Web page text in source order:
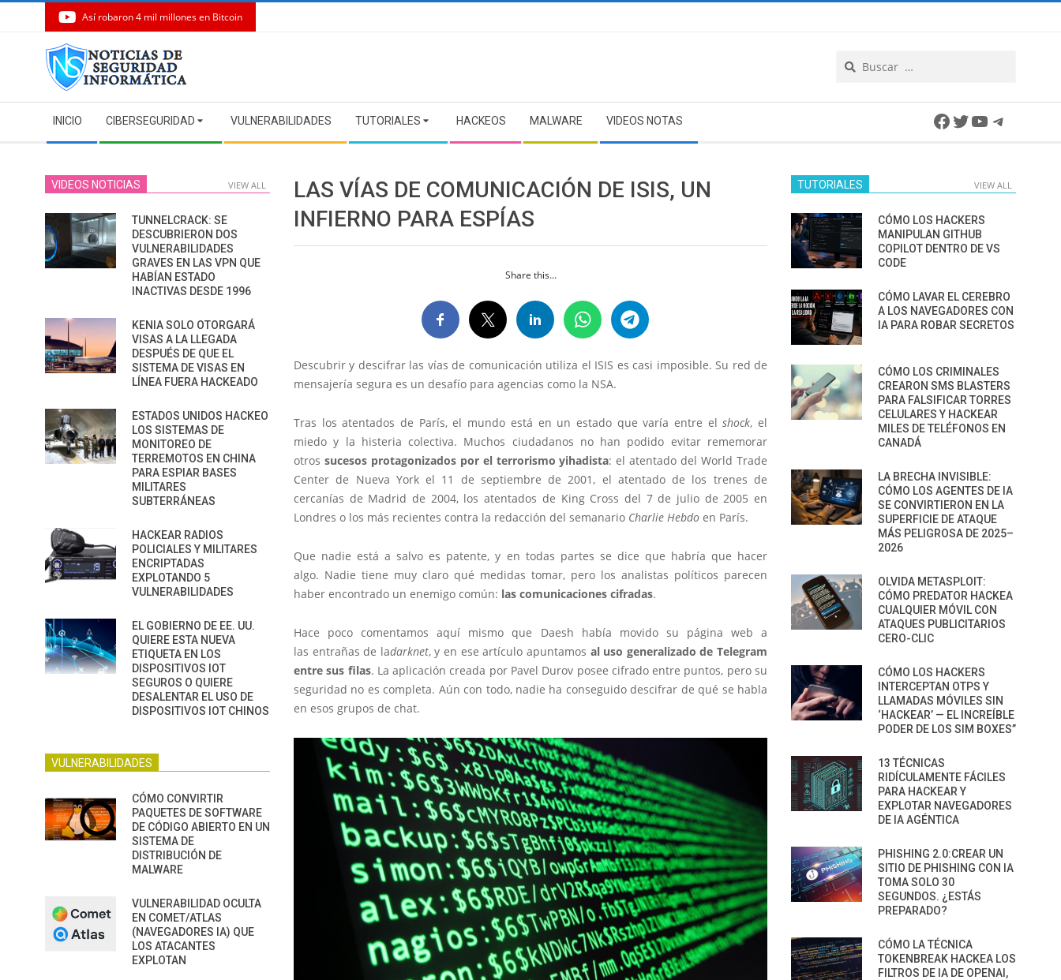
Así robaron 4 mil millones en Bitcoin
Navigation
Menu
INICIO CIBERSEGURIDAD VULNERABILIDADES TUTORIALES HACKEOS MALWARE VIDEOS NOTAS Facebook
Twitter
YouTube
LAS VÍAS DE COMUNICACIÓN DE ISIS, UN
INFIERNO PARA ESPÍAS
Share this...
Descubrir y descifrar las vías de comunicación utiliza el ISIS es casi imposible. Su red de
mensajería segura es un desafío para agencias como la NSA.
Tras los atentados de París, el mundo está en un estado que varía entre elshock, el
miedo y la histeria colectiva. Muchos ciudadanos no han podido evitar rememorar
otros sucesos protagonizados por el terrorismo yihadista: el atentado del World Trade
Center de Nueva York el 11 de septiembre de 2001, el atentado de los trenes de
cercanías de Madrid de 2004, los atentados de King Cross del 7 de julio de 2005 en
Londres o los más recientes contra la redacción del semanario Charlie Hebdo en París.
Que nadie está a salvo es patente, y en todas partes se dice que habría que hacer
algo. Nadie tiene muy claro qué medidas tomar, pero los analistas políticos parecen
haber encontrado un enemigo común: las comunicaciones cifradas.
Hace poco comentamos aquí mismo que Daesh había movido su página web a
las entrañas de ladarknet, y en ese artículo apuntamos al uso generalizado de Telegram
entre sus filas. La aplicación creada por Pavel Durov posee cifrado entre puntos, pero su
seguridad no es completa. Aún con todo, nadie ha conseguido descifrar de qué se habla
en esos grupos de chat.
VIDEOS NOTICIAS VIEW ALL
TUNNELCRACK: SE
DESCUBRIERON DOS
VULNERABILIDADES
GRAVES EN LAS VPN QUE
HABÍAN ESTADO
INACTIVAS DESDE 1996
KENIA SOLO OTORGARÁ
VISAS A LA LLEGADA
DESPUÉS DE QUE EL
SISTEMA DE VISAS EN
LÍNEA FUERA HACKEADO
ESTADOS UNIDOS HACKEO
LOS SISTEMAS DE
MONITOREO DE
TERREMOTOS EN CHINA
PARA ESPIAR BASES
MILITARES
SUBTERRÁNEAS
HACKEAR RADIOS
POLICIALES Y MILITARES
ENCRIPTADAS
EXPLOTANDO 5
VULNERABILIDADES
EL GOBIERNO DE EE. UU.
QUIERE ESTA NUEVA
ETIQUETA EN LOS
DISPOSITIVOS IOT
SEGUROS O QUIERE
DESALENTAR EL USO DE
DISPOSITIVOS IOT CHINOS
VULNERABILIDADES
CÓMO CONVIRTIR
PAQUETES DE SOFTWARE
DE CÓDIGO ABIERTO EN UN
SISTEMA DE
DISTRIBUCIÓN DE
MALWARE
VULNERABILIDAD OCULTA
EN COMET/ATLAS
(NAVEGADORES IA) QUE
LOS ATACANTES
EXPLOTAN
TUTORIALES VIEW ALL
CÓMO LOS HACKERS
MANIPULAN GITHUB
COPILOT DENTRO DE VS
CODE
CÓMO LAVAR EL CEREBRO
A LOS NAVEGADORES CON
IA PARA ROBAR SECRETOS
CÓMO LOS CRIMINALES
CREARON SMS BLASTERS
PARA FALSIFICAR TORRES
CELULARES Y HACKEAR
MILES DE TELÉFONOS EN
CANADÁ
LA BRECHA INVISIBLE:
CÓMO LOS AGENTES DE IA
SE CONVIRTIERON EN LA
SUPERFICIE DE ATAQUE
MÁS PELIGROSA DE 2025–
2026
OLVIDA METASPLOIT:
CÓMO PREDATOR HACKEA
CUALQUIER MÓVIL CON
ATAQUES PUBLICITARIOS
CERO-CLIC
CÓMO LOS HACKERS
INTERCEPTAN OTPS Y
LLAMADAS MÓVILES SIN
‘HACKEAR’ — EL INCREÍBLE
PODER DE LOS SIM BOXES”
13 TÉCNICAS
RIDÍCULAMENTE FÁCILES
PARA HACKEAR Y
EXPLOTAR NAVEGADORES
DE IA AGÉNTICA
PHISHING 2.0:CREAR UN
SITIO DE PHISHING CON IA
TOMA SOLO 30
SEGUNDOS. ¿ESTÁS
PREPARADO?
CÓMO LA TÉCNICA
TOKENBREAK HACKEA LOS
FILTROS DE IA DE OPENAI,